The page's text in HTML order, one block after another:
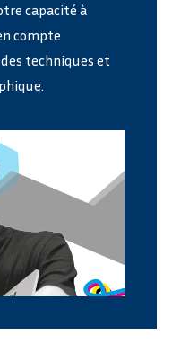
capacité à
compte
techniques et